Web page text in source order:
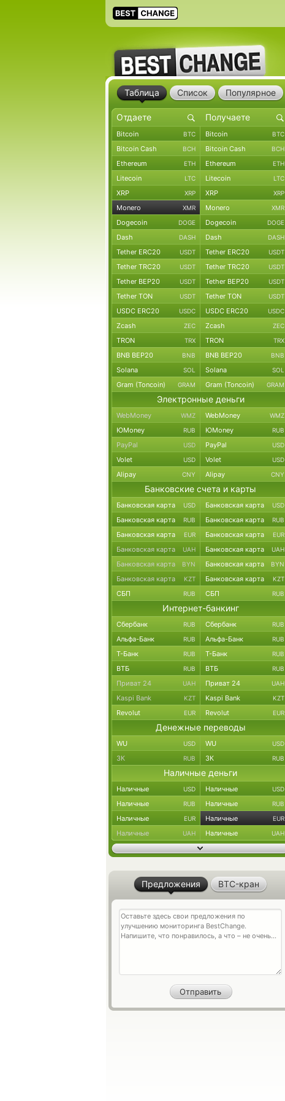
Таблица Список Популярное
Bitcoin BTC Bitcoin BTC
Bitcoin Cash BCH Bitcoin Cash BCH
Ethereum ETH Ethereum ETH
Litecoin LTC Litecoin LTC
XRP XRP XRP XRP
Monero XMR Monero XMR
Dogecoin DOGE Dogecoin DOGE
Dash DASH Dash DASH
Tether ERC20 USDT Tether ERC20 USDT
Tether TRC20 USDT Tether TRC20 USDT
Tether BEP20 USDT Tether BEP20 USDT
Tether TON USDT Tether TON USDT
USDC ERC20 USDC USDC ERC20 USDC
Zcash ZEC Zcash ZEC
TRON TRX TRON TRX
BNB BEP20 BNB BNB BEP20 BNB
Solana SOL Solana SOL
Gram (Toncoin) GRAM Gram (Toncoin) GRAM
Электронные деньги
WebMoney WMZ WebMoney WMZ
ЮMoney RUB ЮMoney RUB
PayPal USD PayPal USD
Volet USD Volet USD
Alipay CNY Alipay CNY
Банковские счета и карты
Банковская карта USD Банковская карта USD
Банковская карта RUB Банковская карта RUB
Банковская карта EUR Банковская карта EUR
Банковская карта UAH Банковская карта UAH
Банковская карта BYN Банковская карта BYN
Банковская карта KZT Банковская карта KZT
СБП RUB СБП RUB
Интернет-банкинг
Сбербанк RUB Сбербанк RUB
Альфа-Банк RUB Альфа-Банк RUB
Т-Банк RUB Т-Банк RUB
ВТБ RUB ВТБ RUB
Приват 24 UAH Приват 24 UAH
Kaspi Bank KZT Kaspi Bank KZT
Revolut EUR Revolut EUR
Денежные переводы
WU USD WU USD
ЗК RUB ЗК RUB
Наличные деньги
Наличные USD Наличные USD
Наличные RUB Наличные RUB
Наличные EUR Наличные EUR
Наличные UAH Наличные UAH
Предложения BTC-кран